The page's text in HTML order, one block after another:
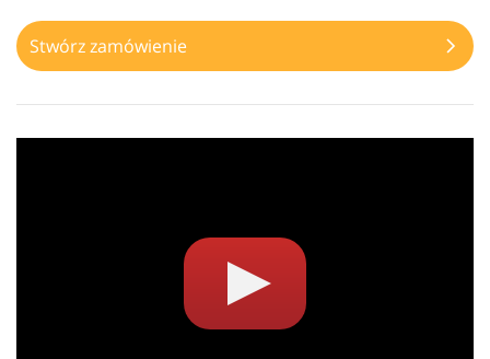
Stwórz zamówienie